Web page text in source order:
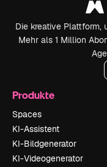
Die kreative Plattform,
Mehr als 1 Million
Produkte
Spaces
KI-Assistent
KI-Bildgenerator
KI-Videogenerator